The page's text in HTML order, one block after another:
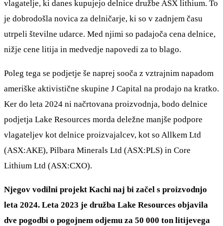
vlagatelje, ki danes kupujejo delnice družbe ASX lithium. To
je dobrodošla novica za delničarje, ki so v zadnjem času
utrpeli številne udarce. Med njimi so padajoča cena delnice,
nižje cene litija in medvedje napovedi za to blago.
Poleg tega se podjetje še naprej sooča z vztrajnim napadom
ameriške aktivistične skupine J Capital na prodajo na kratko.
Ker do leta 2024 ni načrtovana proizvodnja, bodo delnice
podjetja Lake Resources morda deležne manjše podpore
vlagateljev kot delnice proizvajalcev, kot so Allkem Ltd
(ASX:AKE), Pilbara Minerals Ltd (ASX:PLS) in Core
Lithium Ltd (ASX:CXO).
Njegov vodilni projekt Kachi naj bi začel s proizvodnjo
leta 2024. Leta 2023 je družba Lake Resources objavila
dve pogodbi o pogojnem odjemu za 50 000 ton litijevega